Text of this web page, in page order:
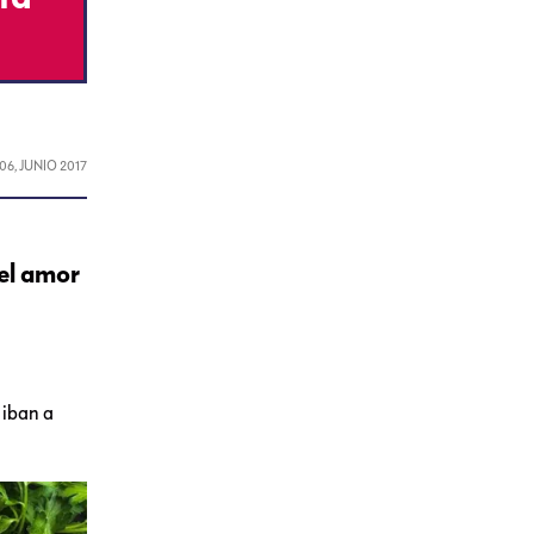
06, JUNIO 2017
amor
a